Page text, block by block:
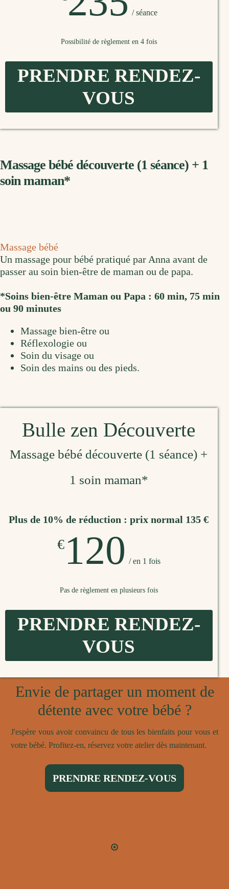
/ séance
Possibilité de règlement en 4 fois
PRENDRE RENDEZ-
VOUS
Massage bébé découverte (1 séance) + 1
soin maman*
Massage bébé
Un massage pour bébé pratiqué par Anna avant de
passer au soin bien-être de maman ou de papa.
*Soins bien-être Maman ou Papa : 60 min, 75 min
ou 90 minutes
Massage bien-être ou
Réflexologie ou
Soin du visage ou
Soin des mains ou des pieds.
Bulle zen Découverte
Massage bébé découverte (1 séance) +
1 soin maman*
Plus de 10% de réduction : prix normal 135 €
€120 / en 1 fois
Pas de règlement en plusieurs fois
PRENDRE RENDEZ-
VOUS
Envie de partager un moment de
détente avec votre bébé ?
J'espère vous avoir convaincu de tous les bienfaits pour vous et
votre bébé. Profitez-en, réservez votre atelier dès maintenant.
PRENDRE RENDEZ-VOUS